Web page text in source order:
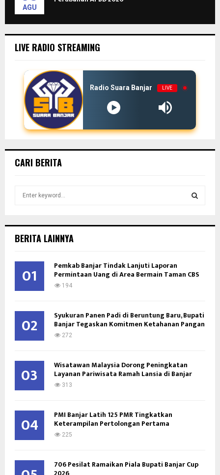
AGU
LIVE RADIO STREAMING
Radio Suara Banjar LIVE
CARI BERITA
h
o
R
H
BERITA LAINNYA
01 Pemkab Banjar Tindak Lanjuti Laporan
Permintaan Uang di Area Bermain Taman CBS
194
02 Syukuran Panen Padi di Beruntung Baru, Bupati
Banjar Tegaskan Komitmen Ketahanan Pangan
272
03 Wisatawan Malaysia Dorong Peningkatan
Layanan Pariwisata Ramah Lansia di Banjar
313
04 PMI Banjar Latih 125 PMR Tingkatkan
Keterampilan Pertolongan Pertama
225
706 Pesilat Ramaikan Piala Bupati Banjar Cup